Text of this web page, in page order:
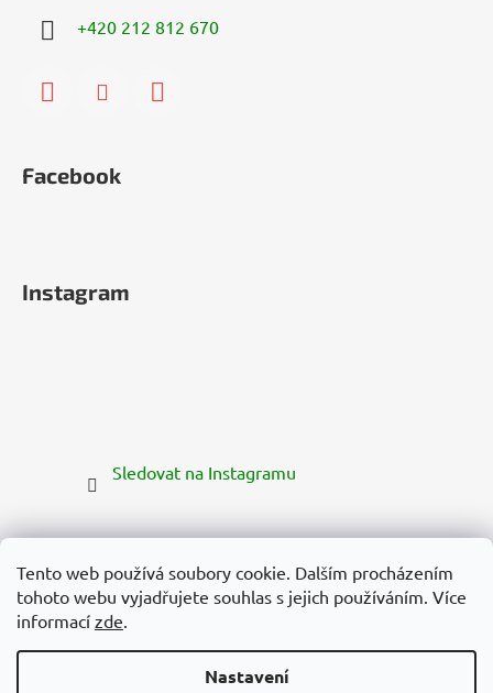
Tento web používá soubory cookie. Dalším procházením
tohoto webu vyjadřujete souhlas s jejich používáním. Více
informací zde.
Nastavení
+420 212 812 670
Facebook
Instagram
Sledovat na Instagramu